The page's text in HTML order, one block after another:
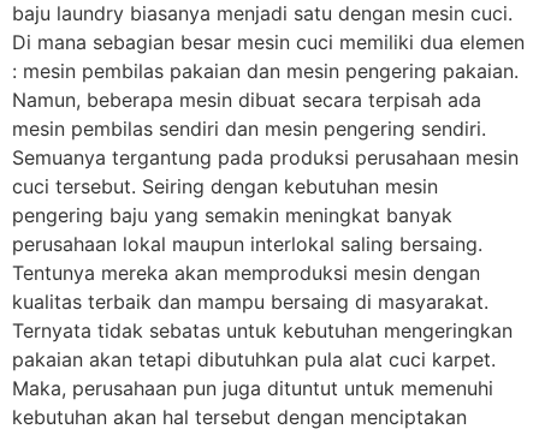
baju laundry biasanya menjadi satu dengan mesin cuci.
Di mana sebagian besar mesin cuci memiliki dua elemen
: mesin pembilas pakaian dan mesin pengering pakaian.
Namun, beberapa mesin dibuat secara terpisah ada
mesin pembilas sendiri dan mesin pengering sendiri.
Semuanya tergantung pada produksi perusahaan mesin
cuci tersebut. Seiring dengan kebutuhan mesin
pengering baju yang semakin meningkat banyak
perusahaan lokal maupun interlokal saling bersaing.
Tentunya mereka akan memproduksi mesin dengan
kualitas terbaik dan mampu bersaing di masyarakat.
Ternyata tidak sebatas untuk kebutuhan mengeringkan
pakaian akan tetapi dibutuhkan pula alat cuci karpet.
Maka, perusahaan pun juga dituntut untuk memenuhi
kebutuhan akan hal tersebut dengan menciptakan